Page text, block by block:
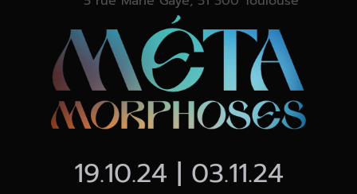
19.10.24 | 03.11.24